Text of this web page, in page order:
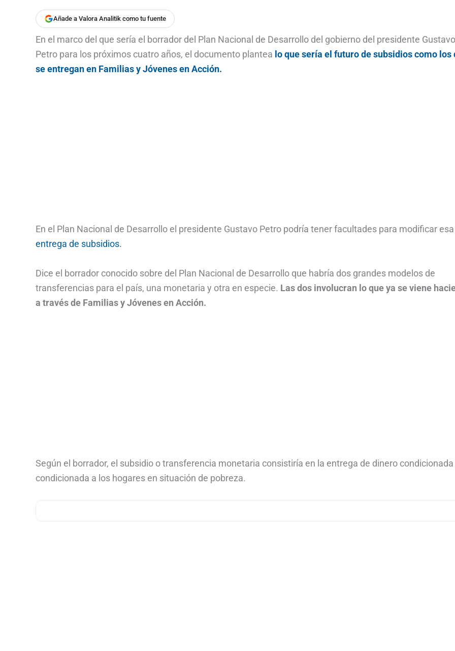
Añade a Valora Analitik como tu fuente
En el marco del que sería el borrador del Plan Nacional de Desarrollo del gobierno del presidente Gustavo
Petro para los próximos cuatro años, el documento plantea lo que sería el futuro de subsidios como los
se entregan en Familias y Jóvenes en Acción.
En el Plan Nacional de Desarrollo el presidente Gustavo Petro podría tener facultades para modificar esa
entrega de subsidios.
Dice el borrador conocido sobre del Plan Nacional de Desarrollo que habría dos grandes modelos de
transferencias para el país, una monetaria y otra en especie. Las dos involucran lo que ya se viene
a través de Familias y Jóvenes en Acción.
Según el borrador, el subsidio o transferencia monetaria consistiría en la entrega de dinero condicionada
condicionada a los hogares en situación de pobreza.